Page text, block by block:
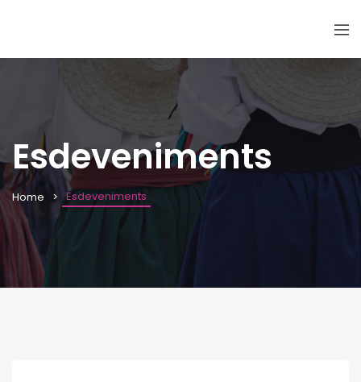
Esdeveniments
Home Esdeveniments